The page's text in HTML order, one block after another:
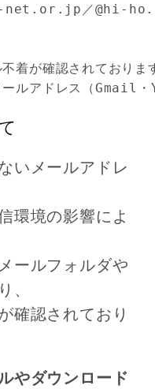
／@hi-
着が確認されておりま
ルアドレス（Gmail
いメールアドレ
環境の影響によ
ールフォルダや
、
確認されており
やダウンロード